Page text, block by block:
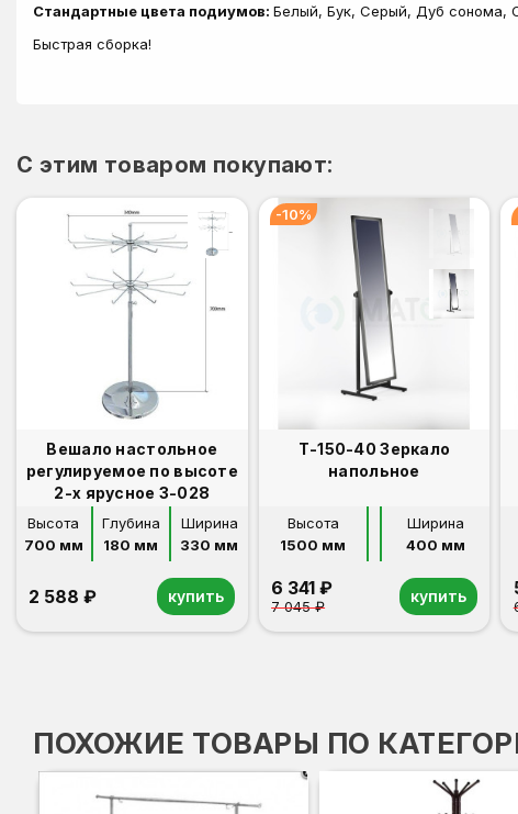
Стандартные цвета подиумов: Белый, Бук, Серый, Дуб сонома,
Быстрая сборка!
C этим товаром покупают:
Вешало настольное
регулируемое по высоте
2-х ярусное 3-028
Высота
700 мм
Глубина
180 мм
Ширина
330 мм
2 588 ₽ купить
-10%
Т-150-40 Зеркало
напольное
Высота
1500 мм
Ширина
400 мм
6 341 ₽
7 045 ₽
купить
ПОХОЖИЕ ТОВАРЫ ПО